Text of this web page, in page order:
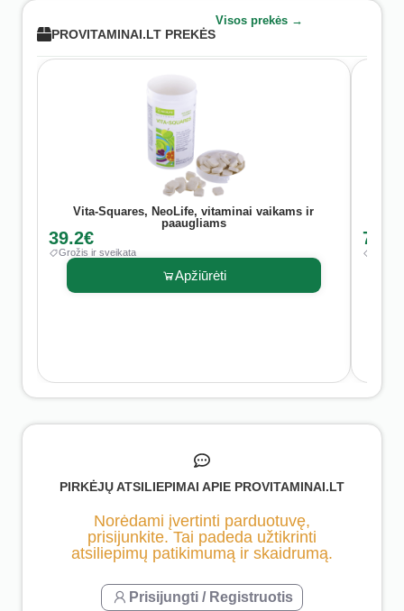
tabletės Vita –
Squares ir All-C.
PROVITAMINAI.LT PREKĖS
Visos prekės →
Vita-Squares, NeoLife, vitaminai vaikams ir
paaugliams
39.2€
Grožis ir sveikata
Apžiūrėti
PIRKĖJŲ ATSILIEPIMAI APIE PROVITAMINAI.LT
Norėdami įvertinti parduotuvę,
prisijunkite. Tai padeda užtikrinti
atsiliepimų patikimumą ir skaidrumą.
Prisijungti / Registruotis